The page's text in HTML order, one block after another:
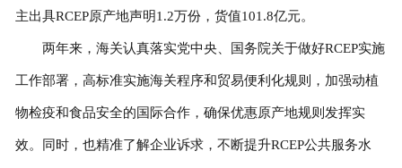
主出具RCEP原产地声明1.2万份，货值101.8亿元。
两年来，海关认真落实党中央、国务院关于做好RCEP实施
工作部署，高标准实施海关程序和贸易便利化规则，加强动植
物检疫和食品安全的国际合作，确保优惠原产地规则发挥实
效。同时，也精准了解企业诉求，不断提升RCEP公共服务水